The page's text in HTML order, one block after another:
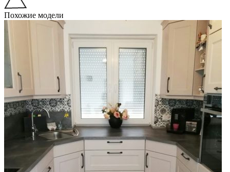
Похожие модели